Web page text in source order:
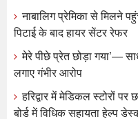
नाबालिग प्रेमिका से मिलने
पिटाई के बाद हायर सेंटर रेफर
मेरे पीछे प्रेत छोड़ा गया’—
लगाए गंभीर आरोप
हरिद्वार में मेडिकल स्टोरों पर
बोर्ड में विधिक सहायता हेल्प